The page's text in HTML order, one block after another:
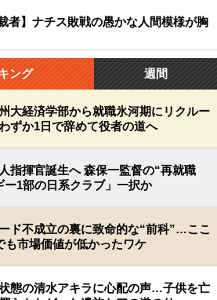
者】ナチス敗戦の愚かな人間模様が胸
ング 週間
大経済学部から就職氷河期にリクルー
ずか1日で辞めて役者の道へ
指揮官誕生へ 森保一監督の“再就職
ー1部の日系クラブ」一択か
ド不成立の裏に致命的な“前科”…ここ
も市場価値が低かったワケ
態の清水アキラに心配の声…子供を亡